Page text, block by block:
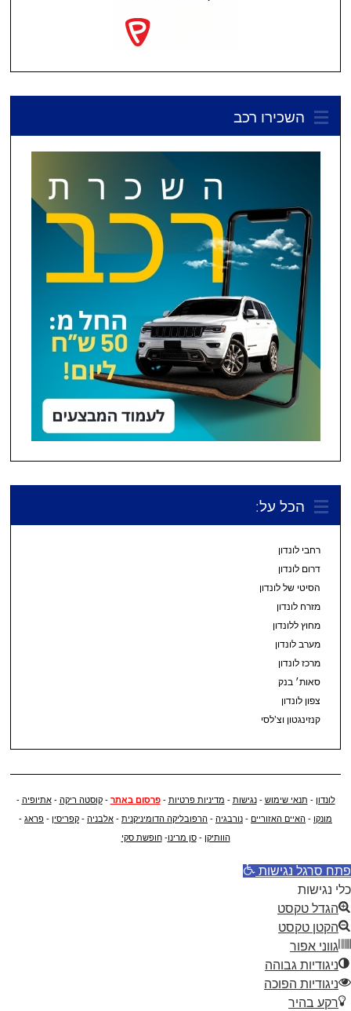
השכירו רכב
הכל על:
רחבי לונדון
דרום לונדון
הסיטי של לונדון
מזרח לונדון
מחוץ ללונדון
מערב לונדון
מרכז לונדון
סאות׳ בנק
צפון לונדון
קנזינגטון וצ’לסי
לונדון - תנאי שימוש -נגישות - מדיניות פרטיות -פרסום באתר -קוסטה ריקה -אתיופיה -
מונקו - האיים האזוריים - נורבגיה - הרפובליקה הדומיניקנית - אלבניה - קפריסין - פראג -
הוותיקן -סן מרינו-חופשת סקי
פתח סרגל נגישות
כלי נגישות
הגדל טקסט
הקטן טקסט
גווני אפור
ניגודיות גבוהה
ניגודיות הפוכה
רקע בהיר